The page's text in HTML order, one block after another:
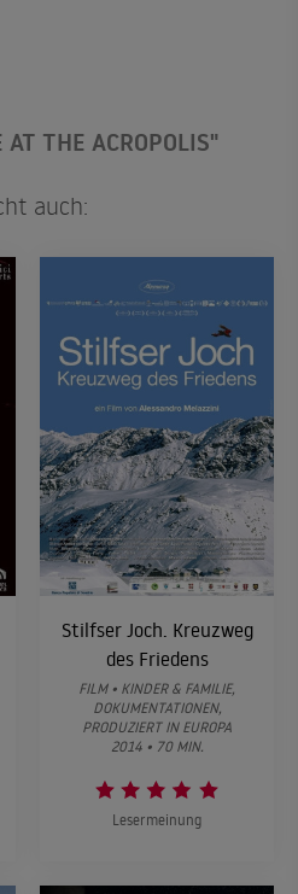
THE ACROPOLIS"
auch:
Stilfser Joch. Kreuzweg
des Friedens
FILM • KINDER & FAMILIE,
DOKUMENTATIONEN,
PRODUZIERT IN EUROPA
2014 • 70 MIN.
Lesermeinung